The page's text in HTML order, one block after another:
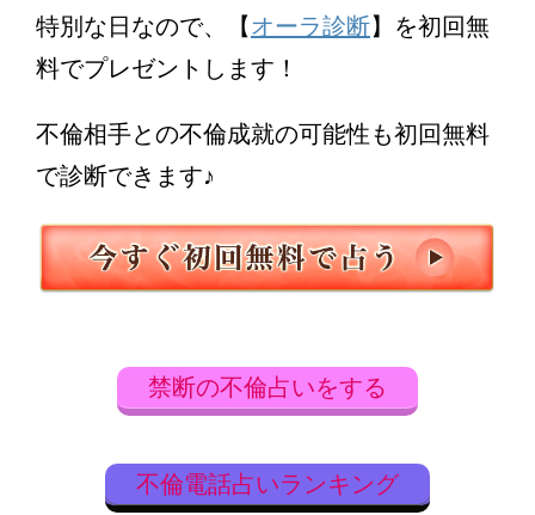
特別な日なので、【オーラ診断】を初回無
料でプレゼントします！
不倫相手との不倫成就の可能性も初回無料
で診断できます♪
禁断の不倫占いをする
不倫電話占いランキング